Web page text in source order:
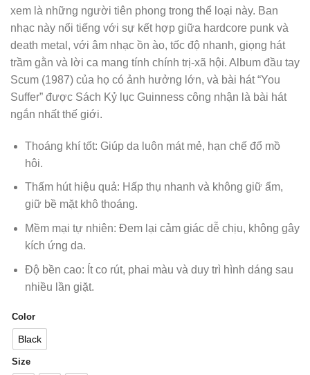
xem là những người tiên phong trong thể loại này. Ban
nhạc này nổi tiếng với sự kết hợp giữa hardcore punk và
death metal, với âm nhạc ồn ào, tốc độ nhanh, giọng hát
trầm gằn và lời ca mang tính chính trị-xã hội. Album đầu tay
Scum (1987) của họ có ảnh hưởng lớn, và bài hát “You
Suffer” được Sách Kỷ lục Guinness công nhận là bài hát
ngắn nhất thế giới.
Thoáng khí tốt: Giúp da luôn mát mẻ, hạn chế đổ mồ
hôi.
Thấm hút hiệu quả: Hấp thụ nhanh và không giữ ẩm,
giữ bề mặt khô thoáng.
Mềm mại tự nhiên: Đem lại cảm giác dễ chịu, không gây
kích ứng da.
Độ bền cao: Ít co rút, phai màu và duy trì hình dáng sau
nhiều lần giặt.
Color
Black
Size